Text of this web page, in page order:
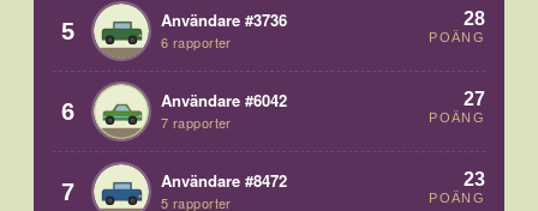
5 Användare #3736
6 rapporter
28
POÄNG
6 Användare #6042
7 rapporter
27
POÄNG
7 Användare #8472
5 rapporter
23
POÄNG